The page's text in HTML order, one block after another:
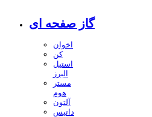
گاز صفحه ای
اخوان
کن
استیل
البرز
مستر
هوم
آلتون
داتیس